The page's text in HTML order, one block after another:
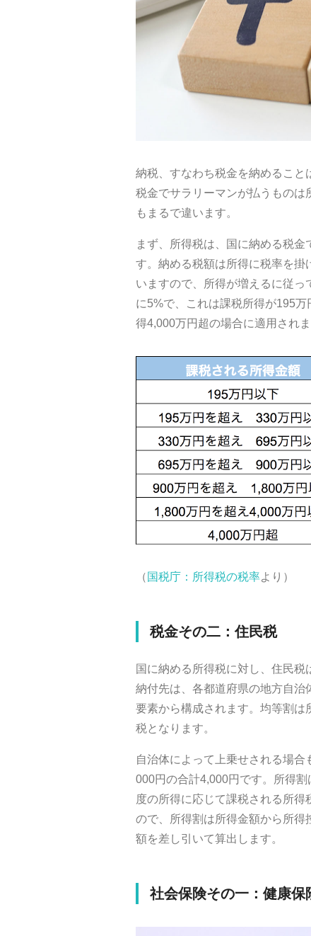
納税、すなわち税金を納めること
税金でサラリーマンが払うもの
もまるで違います。
まず、所得税は、国に納める税
す。納める税額は所得に税率を掛
いますので、所得が増えるに従
に5%で、これは課税所得が195
得4,000万円超の場合に適用され
（ 国税庁：所得税の税率より）
税金その二：住民税
国に納める所得税に対し、住民税
納付先は、各都道府県の地方自
要素から構成されます。均等割
税となります。
自治体によって上乗せされる場
000円の合計4,000円です。所得
度の所得に応じて課税される所
ので、所得割は所得金額から所
額を差し引いて算出します。
社会保険その一：健康保